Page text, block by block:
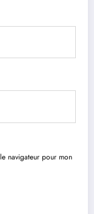
navigateur pour mon